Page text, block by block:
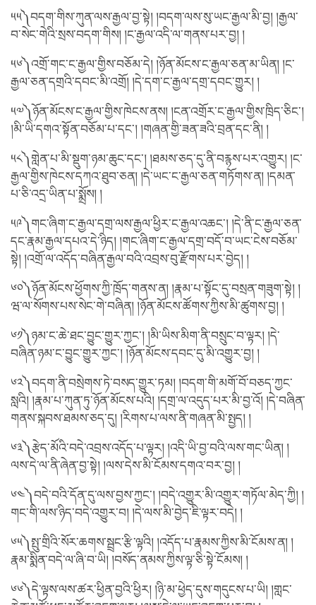
༥༥༽བདག་གིས་ཀུན་ལས་རྒྱལ་བྱ་སྟེ། །བདག་ལས་སུ་ཡང་རྒྱལ་མི་བྱ། །རྒྱལ་
བ་སེང་གེའི་སྲས་བདག་གིས། །ང་རྒྱལ་འདི་ལ་གནས་པར་བྱ། །
༥༦༽འགྲོ་གང་ང་རྒྱལ་གྱིས་བཅོམ་དེ། །ཉོན་མོངས་ང་རྒྱལ་ཅན་མ་ཡིན། །ང་
རྒྱལ་ཅན་དགྲའི་དབང་མི་འགྲོ། །དེ་དག་ང་རྒྱལ་དགྲ་དབང་གྱུར། །
༥༧༽ཉོན་མོངས་ང་རྒྱལ་གྱིས་ཁེངས་ནས། །ངན་འགྲོར་ང་རྒྱལ་གྱིས་ཁྲིད་ཅིང་།
།མི་ཡི་དགའ་སྟོན་བཅོམ་པ་དང་། །གཞན་གྱི་ཟན་ཟའི་བྲན་དང་ནི། །
༥༨༽གླེན་པ་མི་སྡུག་ཉམ་ཆུང་དང་། །ཐམས་ཅད་དུ་ནི་བརྙས་པར་འགྱུར། །ང་
རྒྱལ་གྱིས་ཁེངས་དཀའ་ཐུབ་ཅན། །དེ་ཡང་ང་རྒྱལ་ཅན་གཏོགས་ན། །དམན་
པ་ཅི་འདྲ་ཡིན་པ་སྨྲོས། །
༥༩༽གང་ཞིག་ང་རྒྱལ་དགྲ་ལས་རྒྱལ་ཕྱིར་ང་རྒྱལ་འཆང་། །དེ་ནི་ང་རྒྱལ་ཅན་
དང་རྣམ་རྒྱལ་དཔའ་དེ་ཉིད། །གང་ཞིག་ང་རྒྱལ་དགྲ་བདོ་བ་ཡང་ངེས་བཅོམ་
སྟེ། །འགྲོ་ལ་འདོད་བཞིན་རྒྱལ་བའི་འབྲས་བུ་རྫོགས་པར་བྱེད། །
༦༠༽ཉོན་མོངས་ཕྱོགས་ཀྱི་ཁྲོད་གནས་ན། །རྣམ་པ་སྟོང་དུ་བསྲན་གཟུག་སྟེ། །
ཝ་ལ་སོགས་པས་སེང་གེ་བཞིན། །ཉོན་མོངས་ཚོགས་ཀྱིས་མི་ཚུགས་བྱ། །
༦༡༽ཉམ་ང་ཆེ་ཐང་བྱུང་གྱུར་ཀྱང་། །མི་ཡིས་མིག་ནི་བསྲུང་བ་ལྟར། །དེ་
བཞིན་ཉམ་ང་བྱུང་གྱུར་ཀྱང་། །ཉོན་མོངས་དབང་དུ་མི་འགྱུར་བྱ། །
༦༢༽བདག་ནི་བསྲེགས་ཏེ་བསད་གྱུར་ཏམ། །བདག་གི་མགོ་བོ་བཅད་ཀྱང་
སླའི། །རྣམ་པ་ཀུན་ཏུ་ཉོན་མོངས་པའི། །དགྲ་ལ་འདུད་པར་མི་བྱ་འོ། །དེ་བཞིན་
གནས་སྐབས་ཐམས་ཅད་དུ། །རིགས་པ་ལས་ནི་གཞན་མི་སྤྱད། །
༦༣༽རྩེད་མོའི་བདེ་འབྲས་འདོད་པ་ལྟར། །འདི་ཡི་བྱ་བའི་ལས་གང་ཡིན། །
ལས་དེ་ལ་ནི་ཞེན་བྱ་སྟེ། །ལས་དེས་མི་ངོམས་དགའ་བར་བྱ། །
༦༤༽བདེ་བའི་དོན་དུ་ལས་བྱས་ཀྱང་། །བདེ་འགྱུར་མི་འགྱུར་གཏོལ་མེད་ཀྱི། །
གང་གི་ལས་ཉིད་བདེ་འགྱུར་བ། །དེ་ལས་མི་བྱེད་ཇི་ལྟར་བདེ། །
༦༥༽སྤུ་གྲིའི་སོར་ཆགས་སྦྲང་རྩི་ལྟའི། །འདོད་པ་རྣམས་ཀྱིས་མི་ངོམས་ན། །
རྣམ་སྨིན་བདེ་ལ་ཞི་བ་ཡི། །བསོད་ནམས་ཀྱིས་ལྟ་ཅི་སྟེ་ངོམས། །
༦༦༽དེ་ལྟས་ལས་ཚར་ཕྱིན་བྱའི་ཕྱིར། །ཉི་མ་ཕྱེད་དུས་གདུངས་པ་ཡི། །གླང་